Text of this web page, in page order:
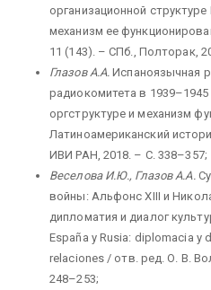
организационной
механизм ее
11 (143). – СПб., Полторак,
Глазов А.А. Испаноязычная
радиокомитета в
оргструктуре и механизм
Латиноамериканский
ИВИ РАН, 2018. – С. 338–357;
Веселова И.Ю., Глазов А.А.
войны: Альфонс XIII и
дипломатия и диалог
España y Rusia: diplomacia y
relaciones / отв. ред. О. В.
248–253;